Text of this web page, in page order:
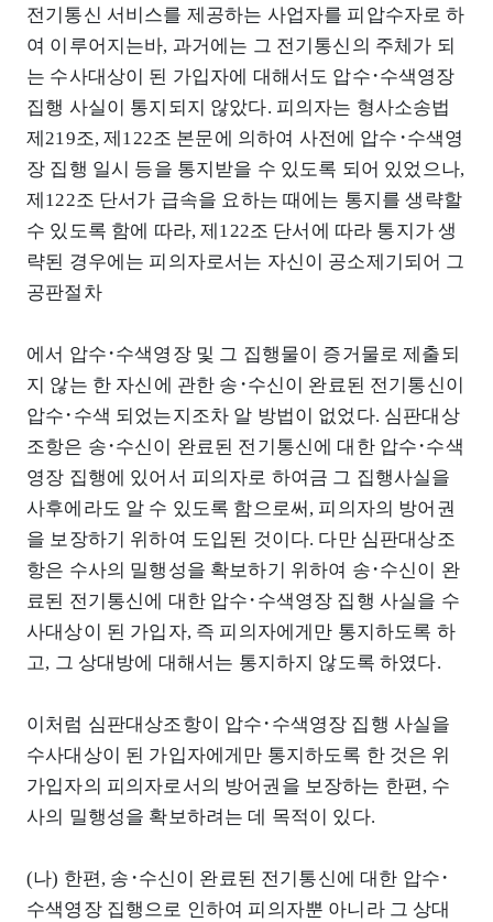
전기통신 서비스를 제공하는 사업자를 피압수자로 하
여 이루어지는바, 과거에는 그 전기통신의 주체가 되
는 수사대상이 된 가입자에 대해서도 압수･수색영장
집행 사실이 통지되지 않았다. 피의자는 형사소송법
제219조, 제122조 본문에 의하여 사전에 압수･수색영
장 집행 일시 등을 통지받을 수 있도록 되어 있었으나,
제122조 단서가 급속을 요하는 때에는 통지를 생략할
수 있도록 함에 따라, 제122조 단서에 따라 통지가 생
략된 경우에는 피의자로서는 자신이 공소제기되어 그
공판절차
에서 압수･수색영장 및 그 집행물이 증거물로 제출되
지 않는 한 자신에 관한 송･수신이 완료된 전기통신이
압수･수색 되었는지조차 알 방법이 없었다. 심판대상
조항은 송･수신이 완료된 전기통신에 대한 압수･수색
영장 집행에 있어서 피의자로 하여금 그 집행사실을
사후에라도 알 수 있도록 함으로써, 피의자의 방어권
을 보장하기 위하여 도입된 것이다. 다만 심판대상조
항은 수사의 밀행성을 확보하기 위하여 송･수신이 완
료된 전기통신에 대한 압수･수색영장 집행 사실을 수
사대상이 된 가입자, 즉 피의자에게만 통지하도록 하
고, 그 상대방에 대해서는 통지하지 않도록 하였다.
이처럼 심판대상조항이 압수･수색영장 집행 사실을
수사대상이 된 가입자에게만 통지하도록 한 것은 위
가입자의 피의자로서의 방어권을 보장하는 한편, 수
사의 밀행성을 확보하려는 데 목적이 있다.
(나) 한편, 송･수신이 완료된 전기통신에 대한 압수･
수색영장 집행으로 인하여 피의자뿐 아니라 그 상대